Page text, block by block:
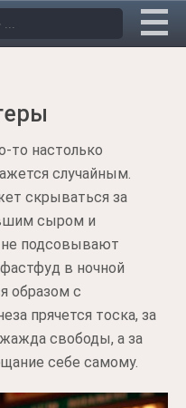
то настолько
случайным.
скрываться за
сыром и
подсовывают
в ночной
образом с
прячется тоска, за
свободы, а за
себе самому.